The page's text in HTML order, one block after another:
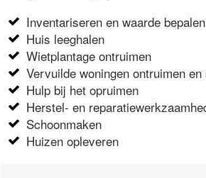
Inventariseren en waarde
Huis leeghalen
Wietplantage ontruimen
Vervuilde woningen ontruimen
Hulp bij het opruimen
Herstel- en
Schoonmaken
Huizen opleveren